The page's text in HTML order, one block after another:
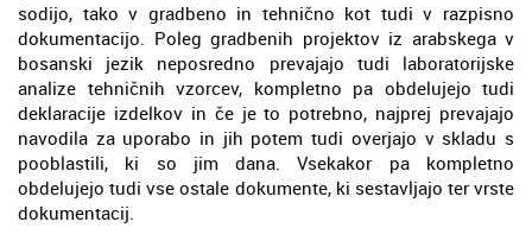
sodijo, tako v gradbeno in tehnično kot tudi v razpisno
dokumentacijo. Poleg gradbenih projektov iz arabskega v
bosanski jezik neposredno prevajajo tudi laboratorijske
analize tehničnih vzorcev, kompletno pa obdelujejo tudi
deklaracije izdelkov in če je to potrebno, najprej prevajajo
navodila za uporabo in jih potem tudi overjajo v skladu s
pooblastili, ki so jim dana. Vsekakor pa kompletno
obdelujejo tudi vse ostale dokumente, ki sestavljajo ter vrste
dokumentacij.